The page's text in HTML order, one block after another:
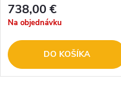
738,00 €
Na objednávku
DO KOŠÍKA